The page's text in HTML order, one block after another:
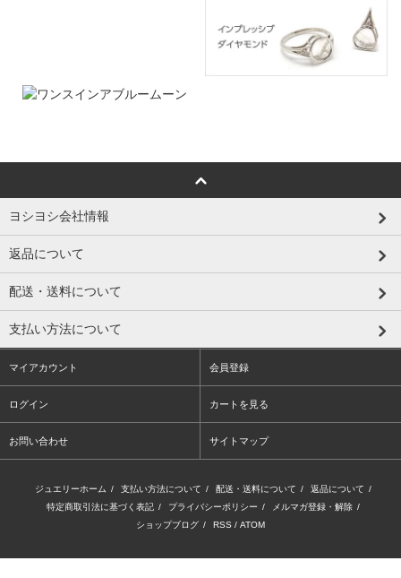
ヨシヨシ会社情報
返品について
配送・送料について
支払い方法について
マイアカウント 会員登録
ログイン カートを見る
お問い合わせ サイトマップ
ジュエリーホーム / 支払い方法について / 配送・送料について / 返品について /
特定商取引法に基づく表記 / プライバシーポリシー / メルマガ登録・解除 /
ショップブログ / RSS / ATOM